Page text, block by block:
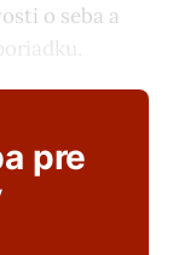
o seba a
pre